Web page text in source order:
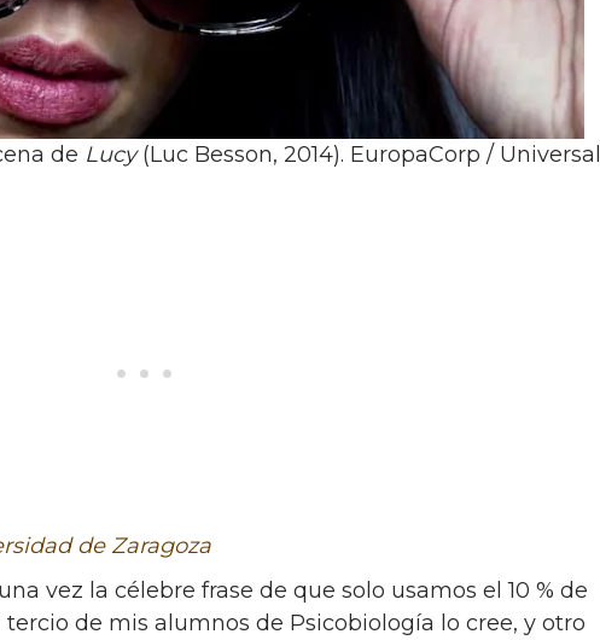
de Lucy(Luc Besson, 2014). EuropaCorp / Universal
de Zaragoza
vez la célebre frase de que solo usamos el 10 % de
de mis alumnos de Psicobiología lo cree, y otro